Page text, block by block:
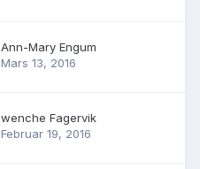
Ann-Mary Engum
Mars 13, 2016
wenche Fagervik
Februar 19, 2016